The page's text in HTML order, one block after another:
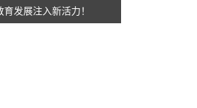
发展注入新活力！